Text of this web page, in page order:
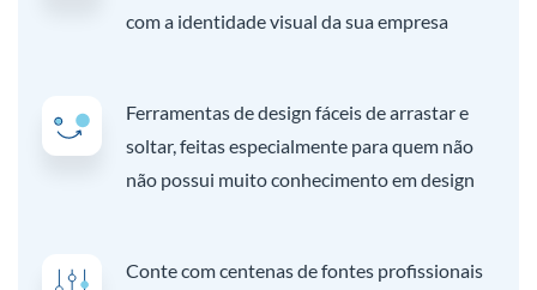
com a identidade visual da sua empresa
Ferramentas de design fáceis de arrastar e
soltar, feitas especialmente para quem não
não possui muito conhecimento em design
Conte com centenas de fontes profissionais